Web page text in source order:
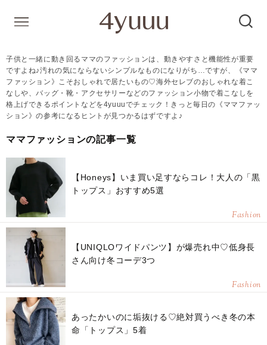
子供と一緒に動き回るママのファッションは、動きやすさと機能性が重要
ですよね♪汚れの気にならないシンプルなものになりがち…ですが、《ママ
ファッション》こそおしゃれで居たいもの♡海外セレブのおしゃれな着こ
なしや、バッグ・靴・アクセサリーなどのファッション小物で着こなしを
格上げできるポイントなどを4yuuuでチェック！きっと毎日の《ママファッ
ション》の参考になるヒントが見つかるはずですよ♪
ママファッションの記事一覧
【Honeys】いま買い足すならコレ！大人の「黒
トップス」おすすめ5選
Fashion
【UNIQLOワイドパンツ】が爆売れ中♡低身長
さん向け冬コーデ3つ
Fashion
あったかいのに垢抜ける♡絶対買うべき冬の本
命「トップス」5着